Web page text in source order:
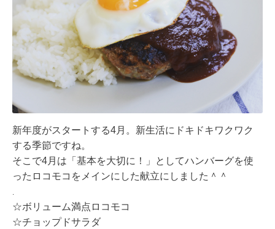
新年度がスタートする4月。新生活にドキドキワクワク
する季節ですね。
そこで4月は「基本を大切に！」としてハンバーグを使
ったロコモコをメインにした献立にしました＾＾
☆ボリューム満点ロコモコ
☆チョップドサラダ